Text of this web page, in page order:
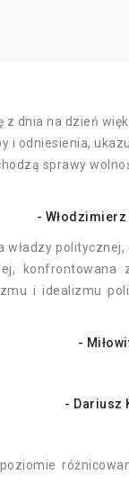
z dnia na dzień
i odniesienia,
sprawy
- Włodzimierz
politycznej,
konfrontowana
i idealizmu
-
- Dariusz